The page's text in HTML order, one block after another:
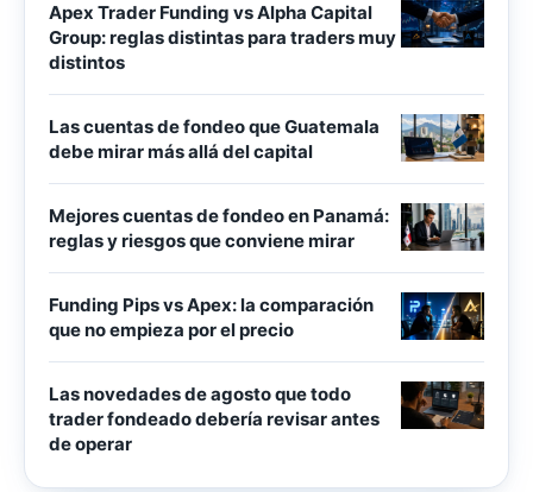
Apex Trader Funding vs Alpha Capital
Group: reglas distintas para traders muy
distintos
Las cuentas de fondeo que Guatemala
debe mirar más allá del capital
Mejores cuentas de fondeo en Panamá:
reglas y riesgos que conviene mirar
Funding Pips vs Apex: la comparación
que no empieza por el precio
Las novedades de agosto que todo
trader fondeado debería revisar antes
de operar